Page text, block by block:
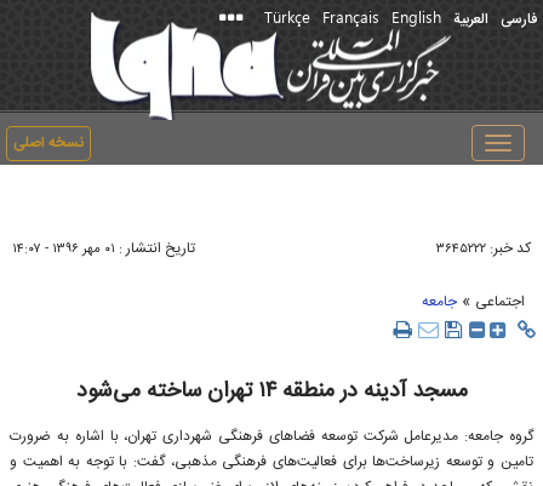
فارسی العربیة English
Français
Türkçe
نسخه اصلی
Toggle
navigation
کد خبر: ۳۶۴۵۲۲۲ تاریخ انتشار : ۰۱ مهر ۱۳۹۶ - ۱۴:۰۷
اجتماعی » جامعه
مسجد آدینه در منطقه ۱۴ تهران ساخته می‌شود
گروه جامعه: مدیرعامل شرکت توسعه فضاهای فرهنگی شهرداری تهران، با اشاره به ضرورت
تامین و توسعه زیرساخت‌ها برای فعالیت‌های فرهنگی مذهبی، گفت: با توجه به اهمیت و